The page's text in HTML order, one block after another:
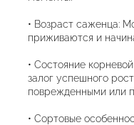
• Возраст саженца:
приживаются и
• Состояние
залог успешного
поврежденными или
• Сортовые